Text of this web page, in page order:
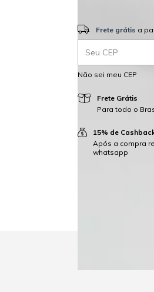
Frete grátis
Entregas para o
Frete grátis a
Não sei meu CEP
Frete Grátis
Para todo o
15% de
Após a compra
whatsapp